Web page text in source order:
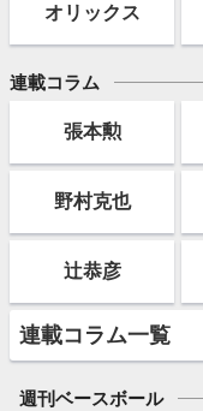
オリックス
連載コラム
張本勲
野村克也
辻恭彦
連載コラム一覧
週刊ベースボール